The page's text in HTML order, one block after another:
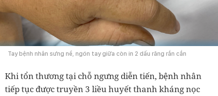
Tay bệnh nhân sưng nề, ngón tay giữa còn in 2 dấu răng rắn cắn
Khi tổn thương tại chỗ ngưng diễn tiến, bệnh nhân
tiếp tục được truyền 3 liều huyết thanh kháng nọc